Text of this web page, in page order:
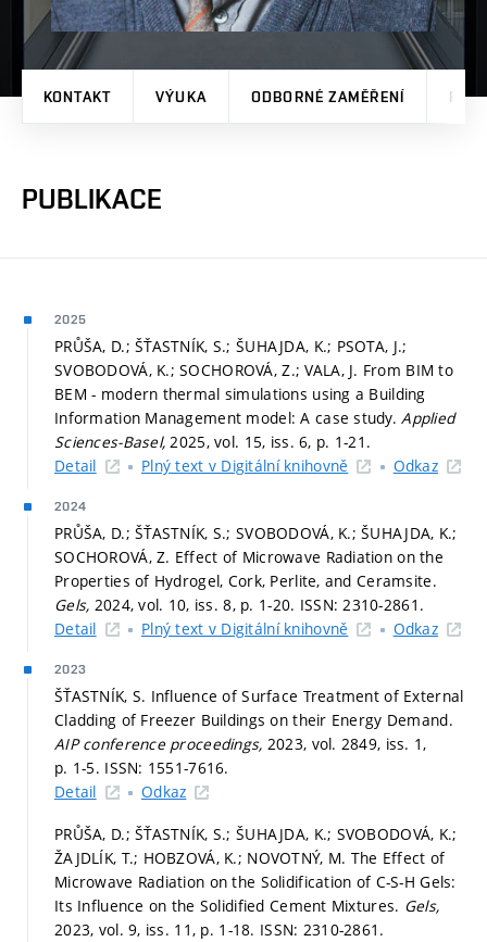
KONTAKT VÝUKA ODBORNÉ ZAMĚŘENÍ
PUBLIKACE
2025
PRŮŠA, D.; ŠŤASTNÍK, S.; ŠUHAJDA, K.; PSOTA, J.;
SVOBODOVÁ, K.; SOCHOROVÁ, Z.; VALA, J. From BIM to
BEM - modern thermal simulations using a Building
Information Management model: A case study.Applied
Sciences-Basel,2025, vol. 15, iss. 6, p. 1-21.
Detail
Plný text v Digitální knihovně Odkaz
2024
PRŮŠA, D.; ŠŤASTNÍK, S.; SVOBODOVÁ, K.; ŠUHAJDA, K.;
SOCHOROVÁ, Z. Effect of Microwave Radiation on the
Properties of Hydrogel, Cork, Perlite, and Ceramsite.
Gels, 2024, vol. 10, iss. 8, p. 1-20. ISSN: 2310-2861.
Detail
Plný text v Digitální knihovně Odkaz
2023
ŠŤASTNÍK, S. Influence of Surface Treatment of External
Cladding of Freezer Buildings on their Energy Demand.
AIP conference proceedings, 2023, vol. 2849, iss. 1,
p. 1-5. ISSN: 1551-7616.
Detail
Odkaz
PRŮŠA, D.; ŠŤASTNÍK, S.; ŠUHAJDA, K.; SVOBODOVÁ, K.;
ŽAJDLÍK, T.; HOBZOVÁ, K.; NOVOTNÝ, M. The Effect of
Microwave Radiation on the Solidification of C-S-H Gels:
Its Influence on the Solidified Cement Mixtures. Gels,
2023, vol. 9, iss. 11, p. 1-18. ISSN: 2310-2861.